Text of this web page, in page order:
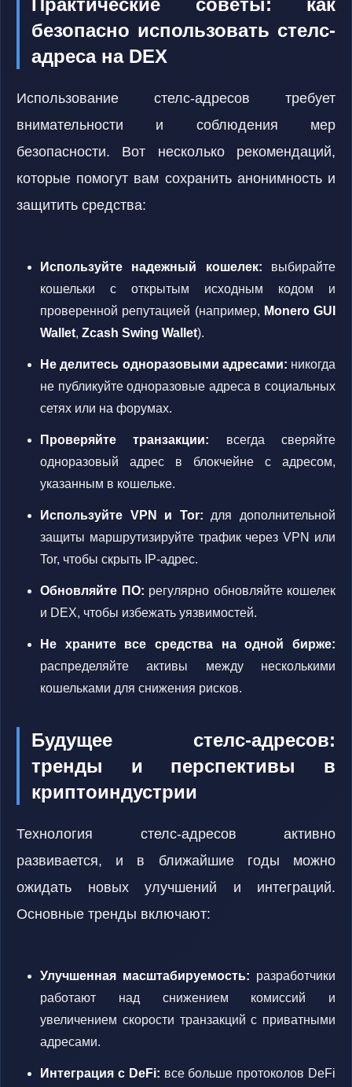
Практические советы: как
безопасно использовать стелс-
адреса на DEX
Использование стелс-адресов требует
внимательности и соблюдения мер
безопасности. Вот несколько рекомендаций,
которые помогут вам сохранить анонимность и
защитить средства:
Используйте надежный кошелек: выбирайте
кошельки с открытым исходным кодом и
проверенной репутацией (например, Monero GUI
Wallet, Zcash Swing Wallet).
Не делитесь одноразовыми адресами: никогда
не публикуйте одноразовые адреса в социальных
сетях или на форумах.
Проверяйте транзакции: всегда сверяйте
одноразовый адрес в блокчейне с адресом,
указанным в кошельке.
Используйте VPN и Tor: для дополнительной
защиты маршрутизируйте трафик через VPN или
Tor, чтобы скрыть IP-адрес.
Обновляйте ПО: регулярно обновляйте кошелек
и DEX, чтобы избежать уязвимостей.
Не храните все средства на одной бирже:
распределяйте активы между несколькими
кошельками для снижения рисков.
Будущее стелс-адресов:
тренды и перспективы в
криптоиндустрии
Технология стелс-адресов активно
развивается, и в ближайшие годы можно
ожидать новых улучшений и интеграций.
Основные тренды включают:
Улучшенная масштабируемость: разработчики
работают над снижением комиссий и
увеличением скорости транзакций с приватными
адресами.
Интеграция с DeFi: все больше протоколов DeFi